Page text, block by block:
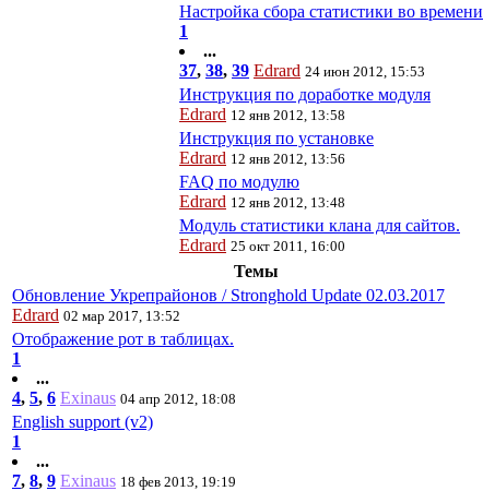
Настройка сбора статистики во времени
1
...
37, 38, 39 Edrard 24 июн 2012, 15:53
Инструкция по доработке модуля
Edrard 12 янв 2012, 13:58
Инструкция по установке
Edrard 12 янв 2012, 13:56
FAQ по модулю
Edrard 12 янв 2012, 13:48
Модуль статистики клана для сайтов.
Edrard 25 окт 2011, 16:00
Темы
Обновление Укрепрайонов / Stronghold Update 02.03.2017
Edrard 02 мар 2017, 13:52
Отображение рот в таблицах.
1
...
4, 5, 6 Exinaus 04 апр 2012, 18:08
English support (v2)
1
...
7, 8, 9 Exinaus 18 фев 2013, 19:19